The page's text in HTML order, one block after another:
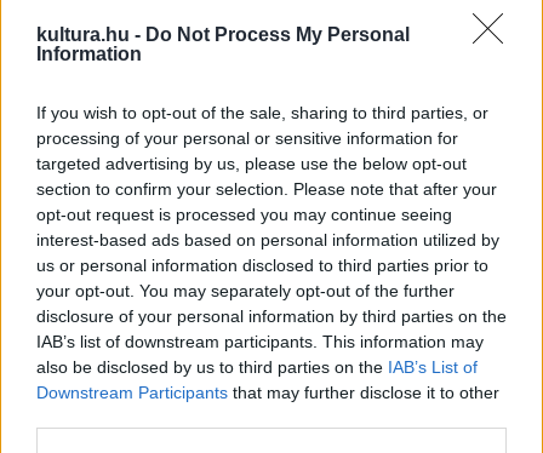
kultura.hu - Do Not Process My Personal
Information
If you wish to opt-out of the sale, sharing to third parties, or
processing of your personal or sensitive information for
targeted advertising by us, please use the below opt-out
section to confirm your selection. Please note that after your
opt-out request is processed you may continue seeing
interest-based ads based on personal information utilized by
us or personal information disclosed to third parties prior to
your opt-out. You may separately opt-out of the further
disclosure of your personal information by third parties on the
IAB’s list of downstream participants. This information may
also be disclosed by us to third parties on the IAB’s List of
Downstream Participants that may further disclose it to other
cipészhez, hogy egy hétmérföldes csizmát kérjen tőle. A
három éves kortól ajánlott bábfilm tömöríti és filmes
hogy a kisebbek is végig tudják nézni a történetet. Kicsit
tömörítettünk az eredeti élő játékos előadáshoz képest,
mert úgy gondoltuk ez így ad megfelelő élményt.